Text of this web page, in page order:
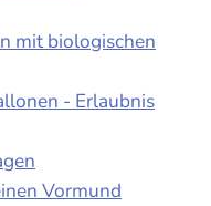
mit biologischen
- Erlaubnis
Vormund